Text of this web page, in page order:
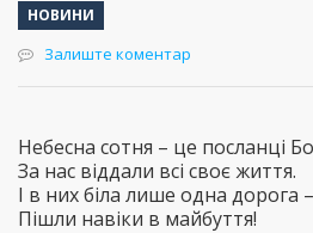
НОВИНИ
Залиште коментар
Небесна сотня – це посланці
За нас віддали всі своє життя.
І в них біла лише одна дорога –
Пішли навіки в майбуття!